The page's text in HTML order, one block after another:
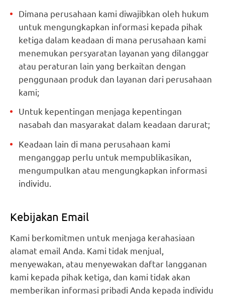
Dimana perusahaan kami diwajibkan oleh hukum
untuk mengungkapkan informasi kepada pihak
ketiga dalam keadaan di mana perusahaan kami
menemukan persyaratan layanan yang dilanggar
atau peraturan lain yang berkaitan dengan
penggunaan produk dan layanan dari perusahaan
kami;
Untuk kepentingan menjaga kepentingan
nasabah dan masyarakat dalam keadaan darurat;
Keadaan lain di mana perusahaan kami
menganggap perlu untuk mempublikasikan,
mengumpulkan atau mengungkapkan informasi
individu.
Kebijakan Email
Kami berkomitmen untuk menjaga kerahasiaan
alamat email Anda. Kami tidak menjual,
menyewakan, atau menyewakan daftar langganan
kami kepada pihak ketiga, dan kami tidak akan
memberikan informasi pribadi Anda kepada individu